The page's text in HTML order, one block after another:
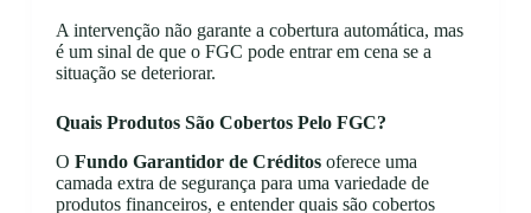
A intervenção não garante a cobertura automática, mas
é um sinal de que o FGC pode entrar em cena se a
situação se deteriorar.
Quais Produtos São Cobertos Pelo FGC?
O Fundo Garantidor de Créditosoferece uma
camada extra de segurança para uma variedade de
produtos financeiros, e entender quais são cobertos